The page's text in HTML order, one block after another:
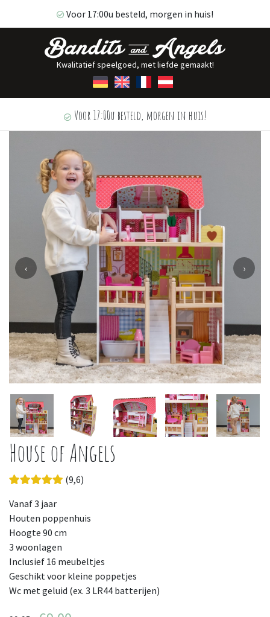
Voor 17:00u besteld, morgen in huis!
Kwalitatief speelgoed, met liefde gemaakt!
Voor 17:00u besteld, morgen in huis!
‹ ›
House of Angels
(9,6)
Vanaf 3 jaar
Houten poppenhuis
Hoogte 90 cm
3 woonlagen
Inclusief 16 meubeltjes
Geschikt voor kleine poppetjes
Wc met geluid (ex. 3 LR44 batterijen)